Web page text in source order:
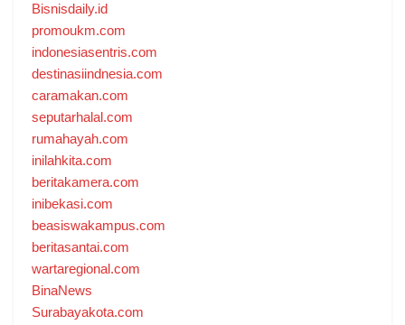
Bisnisdaily.id
promoukm.com
indonesiasentris.com
destinasiindnesia.com
caramakan.com
seputarhalal.com
rumahayah.com
inilahkita.com
beritakamera.com
inibekasi.com
beasiswakampus.com
beritasantai.com
wartaregional.com
BinaNews
Surabayakota.com